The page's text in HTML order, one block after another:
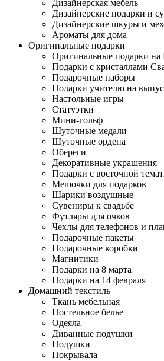
Дизайнерская мебель
Дизайнерские подарки и
Дизайнерские шкуры и
Ароматы для дома
Оригинальные подарки
Оригинальные подарки
Подарки с кристаллами
Подарочные наборы
Подарки учителю на
Настольные игры
Статуэтки
Мини-гольф
Шуточные медали
Шуточные ордена
Обереги
Декоративные украшения
Подарки с восточной
Мешочки для подарков
Шарики воздушные
Сувениры к свадьбе
Футляры для очков
Чехлы для телефонов и
Подарочные пакеты
Подарочные коробки
Магнитики
Подарки на 8 марта
Подарки на 14 февраля
Домашний текстиль
Ткань мебельная
Постельное белье
Одеяла
Диванные подушки
Подушки
Покрывала